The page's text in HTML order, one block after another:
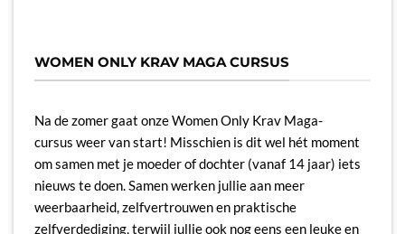
WOMEN ONLY KRAV MAGA CURSUS
Na de zomer gaat onze Women Only Krav Maga-
cursus weer van start! Misschien is dit wel hét moment
om samen met je moeder of dochter (vanaf 14 jaar) iets
nieuws te doen. Samen werken jullie aan meer
weerbaarheid, zelfvertrouwen en praktische
zelfverdediging, terwijl jullie ook nog eens een leuke en